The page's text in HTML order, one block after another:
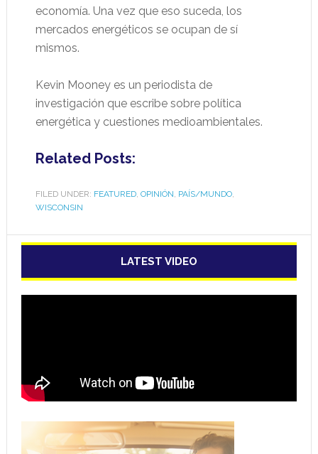
economía. Una vez que eso suceda, los
mercados energéticos se ocupan de sí
mismos.
Kevin Mooney es un periodista de
investigación que escribe sobre política
energética y cuestiones medioambientales.
Related Posts:
FILED UNDER: FEATURED, OPINIÓN, PAÍS/MUNDO,
WISCONSIN
LATEST VIDEO